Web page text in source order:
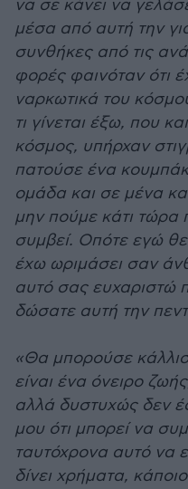
να σε κάνει να
μέσα από αυτή την
συνθήκες από τις
φορές φαινόταν ότι
ναρκωτικά του
τι γίνεται έξω, που
κόσμος, υπήρχαν
πατούσε ένα
ομάδα και σε μένα
μην πούμε κάτι τώρα
συμβεί. Οπότε εγώ
έχω ωριμάσει σαν
αυτό σας ευχαριστώ
δώσατε αυτή την
«Θα μπορούσε
είναι ένα όνειρο
αλλά δυστυχώς δεν
μου ότι μπορεί να
ταυτόχρονα αυτό να
δίνει χρήματα,